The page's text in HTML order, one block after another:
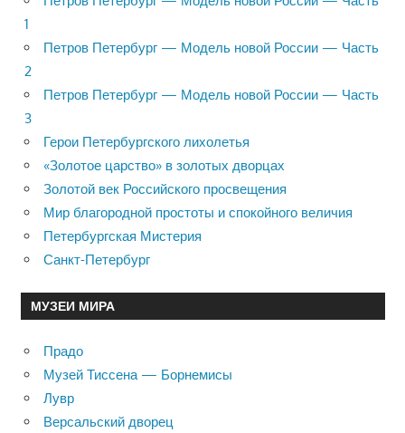
1
Петров Петербург — Модель новой России — Часть
2
Петров Петербург — Модель новой России — Часть
3
Герои Петербургского лихолетья
«Золотое царство» в золотых дворцах
Золотой век Российского просвещения
Мир благородной простоты и спокойного величия
Петербургская Мистерия
Санкт-Петербург
МУЗЕИ МИРА
Прадо
Музей Тиссена — Борнемисы
Лувр
Версальский дворец